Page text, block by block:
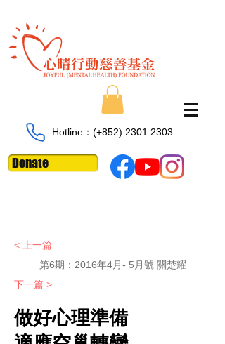
Hotline：​​(+852) 2301 2303
Donate
< 上一篇
第6期： 2016年4月- 5月號 關楚耀
下一篇 >
做好心理準備